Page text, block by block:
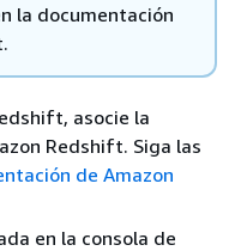
la documentación
asocie la
Redshift. Siga las
de Amazon
en la consola de